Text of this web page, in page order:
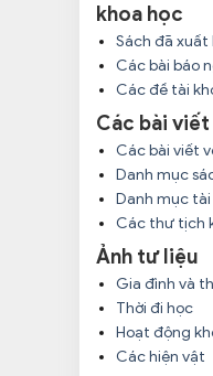
khoa học
Sách đã xuất
Các bài báo
Các đề tài
Các bài viết
Các bài viết
Danh mục
Danh mục tài
Các thư tịch
Ảnh tư liệu
Gia đình và
Thời đi học
Hoạt động
Các hiện vật